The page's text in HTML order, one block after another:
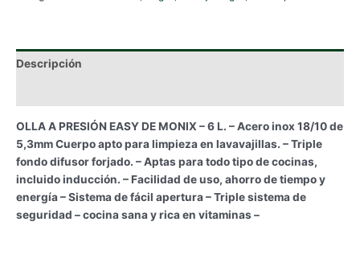
Descripción
OLLA A PRESIÓN EASY DE MONIX – 6 L. – Acero inox 18/10 de
5,3mm Cuerpo apto para limpieza en lavavajillas. – Triple
fondo difusor forjado. – Aptas para todo tipo de cocinas,
incluido inducción. – Facilidad de uso, ahorro de tiempo y
energía – Sistema de fácil apertura – Triple sistema de
seguridad – cocina sana y rica en vitaminas –